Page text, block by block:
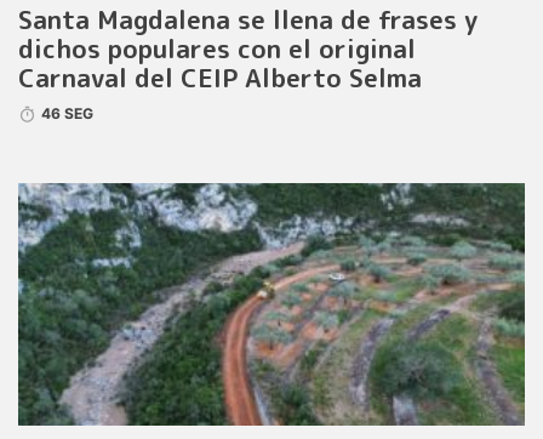
Santa Magdalena se llena de frases y
dichos populares con el original
Carnaval del CEIP Alberto Selma
46 SEG